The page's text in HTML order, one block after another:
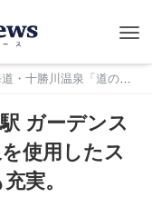
「道の駅 ガーデンスパ十勝川温泉」モール温泉を使用したスパや足湯も！地元グルメも充実。
ガーデンス
使用したス
実。